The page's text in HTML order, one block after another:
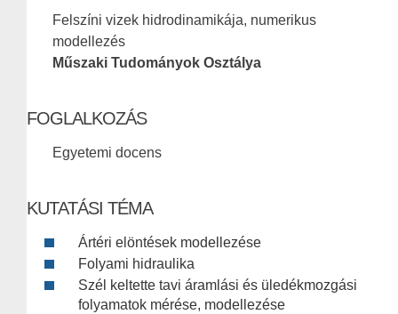
Felszíni vizek hidrodinamikája, numerikus
modellezés
Műszaki Tudományok Osztálya
FOGLALKOZÁS
Egyetemi docens
KUTATÁSI TÉMA
Ártéri elöntések modellezése
Folyami hidraulika
Szél keltette tavi áramlási és üledékmozgási
folyamatok mérése, modellezése